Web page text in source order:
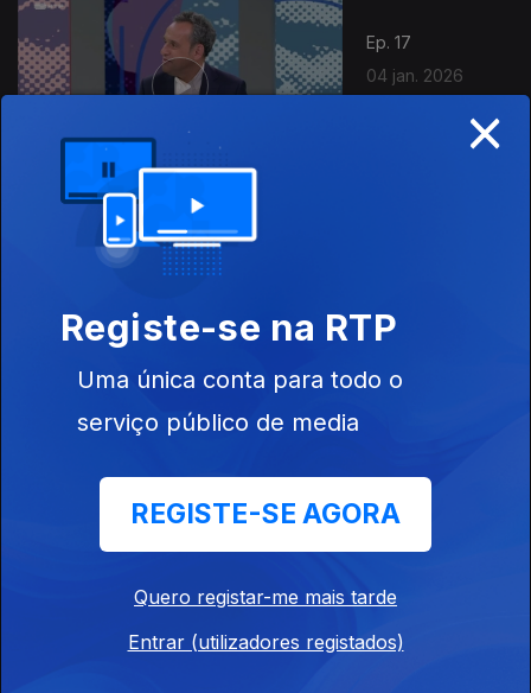
Ep. 17
04 jan. 2026
Eusébio "Bola
de Ouro"
21 dez. 2025
Bino Maçães
×
Registe-se na RTP
Uma única conta para todo o
serviço público de media
REGISTE-SE AGORA
Quero registar-me mais tarde
Entrar (utilizadores registados)